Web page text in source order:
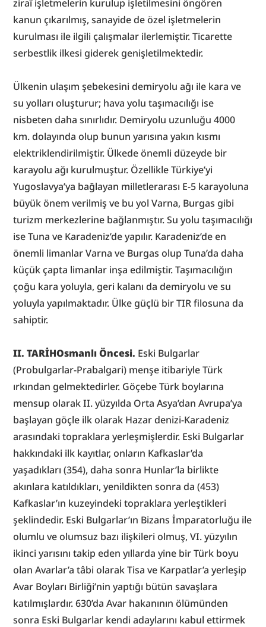
ziraî işletmelerin kurulup işletilmesini öngören
kanun çıkarılmış, sanayide de özel işletmelerin
kurulması ile ilgili çalışmalar ilerlemiştir. Ticarette
serbestlik ilkesi giderek genişletilmektedir.
Ülkenin ulaşım şebekesini demiryolu ağı ile kara ve
su yolları oluşturur; hava yolu taşımacılığı ise
nisbeten daha sınırlıdır. Demiryolu uzunluğu 4000
km. dolayında olup bunun yarısına yakın kısmı
elektriklendirilmiştir. Ülkede önemli düzeyde bir
karayolu ağı kurulmuştur. Özellikle Türkiye’yi
Yugoslavya’ya bağlayan milletlerarası E-5 karayoluna
büyük önem verilmiş ve bu yol Varna, Burgas gibi
turizm merkezlerine bağlanmıştır. Su yolu taşımacılığı
ise Tuna ve Karadeniz’de yapılır. Karadeniz’de en
önemli limanlar Varna ve Burgas olup Tuna’da daha
küçük çapta limanlar inşa edilmiştir. Taşımacılığın
çoğu kara yoluyla, geri kalanı da demiryolu ve su
yoluyla yapılmaktadır. Ülke güçlü bir TIR filosuna da
sahiptir.
II. TARİHOsmanlı Öncesi. Eski Bulgarlar
(Probulgarlar-Prabalgari) menşe itibariyle Türk
ırkından gelmektedirler. Göçebe Türk boylarına
mensup olarak II. yüzyılda Orta Asya’dan Avrupa’ya
başlayan göçle ilk olarak Hazar denizi-Karadeniz
arasındaki topraklara yerleşmişlerdir. Eski Bulgarlar
hakkındaki ilk kayıtlar, onların Kafkaslar’da
yaşadıkları (354), daha sonra Hunlar’la birlikte
akınlara katıldıkları, yenildikten sonra da (453)
Kafkaslar’ın kuzeyindeki topraklara yerleştikleri
şeklindedir. Eski Bulgarlar’ın Bizans İmparatorluğu ile
olumlu ve olumsuz bazı ilişkileri olmuş, VI. yüzyılın
ikinci yarısını takip eden yıllarda yine bir Türk boyu
olan Avarlar’a tâbi olarak Tisa ve Karpatlar’a yerleşip
Avar Boyları Birliği’nin yaptığı bütün savaşlara
katılmışlardır. 630’da Avar hakanının ölümünden
sonra Eski Bulgarlar kendi adaylarını kabul ettirmek